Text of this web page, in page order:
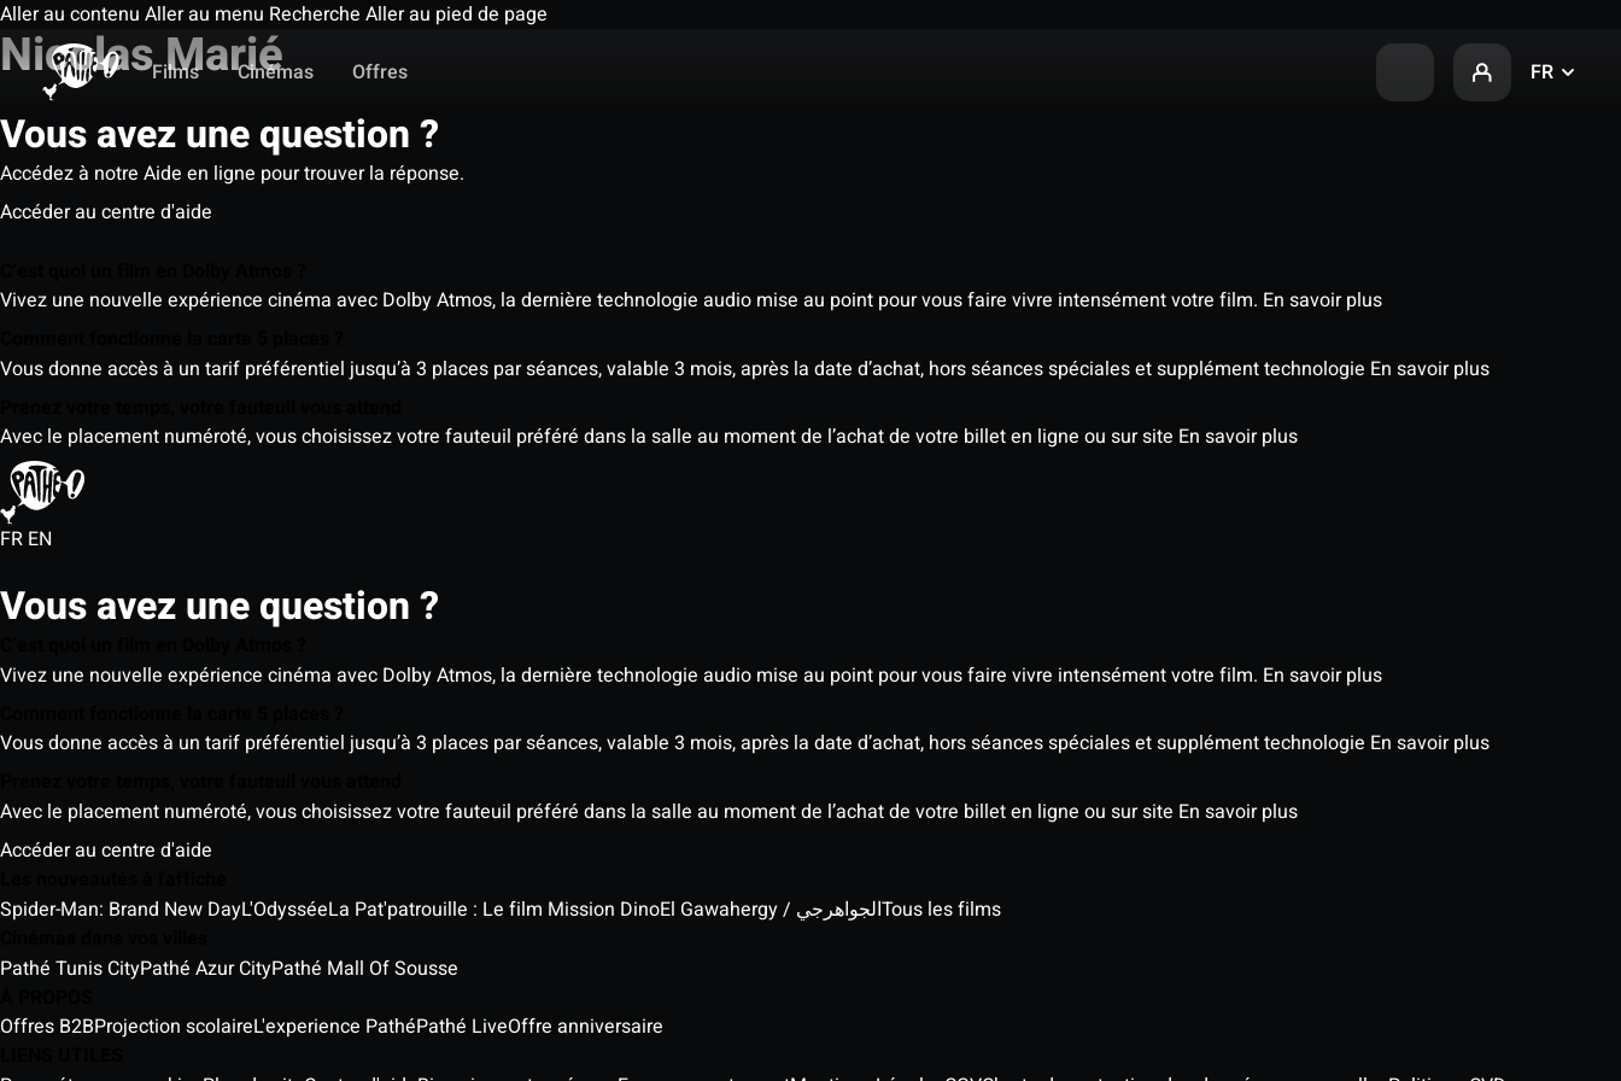
Aller au contenu Aller au menu Recherche Aller au pied de page
Films
Cinémas Offres FR
Nicolas Marié
Vous avez une question ?
Accédez à notre Aide en ligne pour trouver la réponse.
Accéder au centre d'aide
Vivez une nouvelle expérience cinéma avec Dolby Atmos, la dernière technologie audio mise au point pour vous faire vivre intensément votre film. En savoir plus
Vous donne accès à un tarif préférentiel jusqu’à 3 places par séances, valable 3 mois, après la date d’achat, hors séances spéciales et supplément technologie En savoir plus
Avec le placement numéroté, vous choisissez votre fauteuil préféré dans la salle au moment de l’achat de votre billet en ligne ou sur site En savoir plus
FR EN
Vous avez une question ?
Vivez une nouvelle expérience cinéma avec Dolby Atmos, la dernière technologie audio mise au point pour vous faire vivre intensément votre film. En savoir plus
Vous donne accès à un tarif préférentiel jusqu’à 3 places par séances, valable 3 mois, après la date d’achat, hors séances spéciales et supplément technologie En savoir plus
Avec le placement numéroté, vous choisissez votre fauteuil préféré dans la salle au moment de l’achat de votre billet en ligne ou sur site En savoir plus
Accéder au centre d'aide
Spider-Man: Brand New DayL'OdysséeLa Pat'patrouille : Le film Mission Dino El Gawahergy / الجواهرجيTous les films
Pathé Tunis CityPathé Azur CityPathé Mall Of Sousse
Offres B2BProjection scolaireL'experience PathéPathé LiveOffre anniversaire